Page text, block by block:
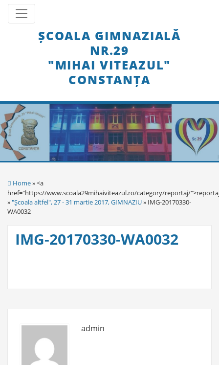
SkipToggle navigation
ȘCOALA GIMNAZIALĂ
NR.29
"MIHAI VITEAZUL"
CONSTANȚA
Home» <a
href="https://www.scoala29mihaiviteazul.ro/category/reportaj/
»"Şcoala altfel", 27 - 31 martie 2017, GIMNAZIU» IMG-20170330-
WA0032
IMG-20170330-WA0032
admin